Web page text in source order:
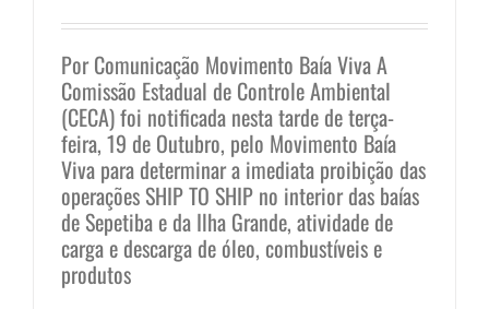
Por Comunicação Movimento Baía Viva A
Comissão Estadual de Controle Ambiental
(CECA) foi notificada nesta tarde de terça-
feira, 19 de Outubro, pelo Movimento Baía
Viva para determinar a imediata proibição das
operações SHIP TO SHIP no interior das baías
de Sepetiba e da Ilha Grande, atividade de
carga e descarga de óleo, combustíveis e
produtos
TEBIG ameaça a pesca, o turismo,
o lazer e a vida nas Baías de